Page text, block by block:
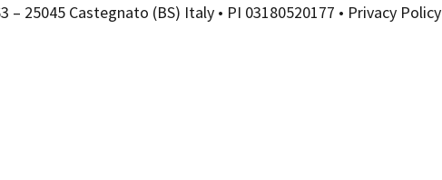
– 25045 Castegnato (BS) Italy • PI 03180520177 • Privacy Policy